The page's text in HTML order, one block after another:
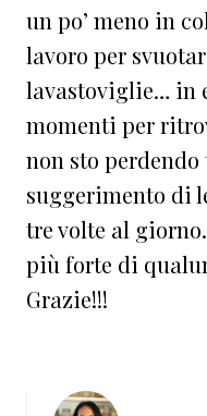
un po’ meno in
lavoro per
lavastoviglie… in
momenti per
non sto
suggerimento di
tre volte al
più forte di
Grazie!!!